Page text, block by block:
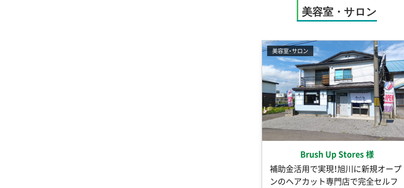
美容室・サロン
美容室・サロン
Brush Up Stores 様
補助金活用で実現！旭川に新規オープ
ンのヘアカット専門店で完全セルフ